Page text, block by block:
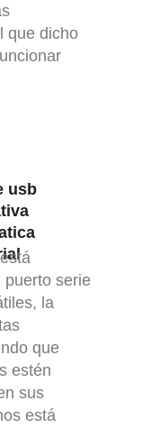
que dicho
puerto serie
ti les, la
que
estén
sus
está